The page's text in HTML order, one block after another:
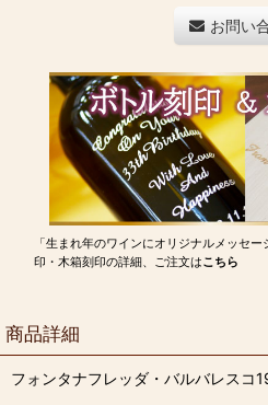
お問い
「生まれ年のワインにオリジナルメッセ
印・木箱刻印の詳細、ご注文はこちら
商品詳細
フォンタナフレッダ・バルバレスコ